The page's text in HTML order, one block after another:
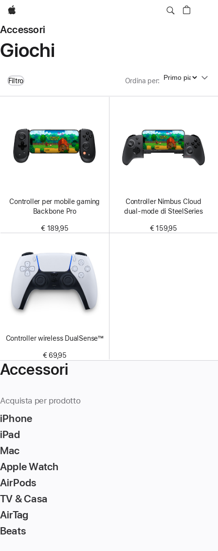
Apple
Accessori
Giochi
Filtro Ordina per: Ordina per
Controller per mobile gaming
Backbone Pro
€ 189,95
Controller Nimbus Cloud
dual‑mode di SteelSeries
€ 159,95
Controller wireless DualSense™
€ 69,95
Accessori
Acquista per prodotto
iPhone
iPad
Mac
Apple Watch
AirPods
TV & Casa
AirTag
Beats